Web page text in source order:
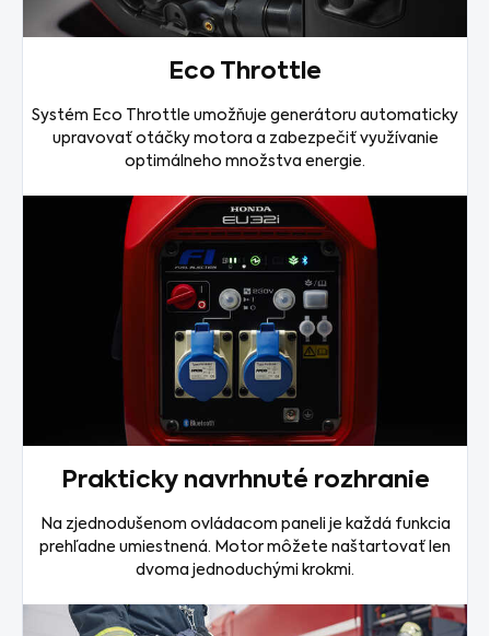
Eco Throttle
Systém Eco Throttle umožňuje generátoru automaticky
upravovať otáčky motora a zabezpečiť využívanie
optimálneho množstva energie.
Prakticky navrhnuté rozhranie
Na zjednodušenom ovládacom paneli je každá funkcia
prehľadne umiestnená. Motor môžete naštartovať len
dvoma jednoduchými krokmi.